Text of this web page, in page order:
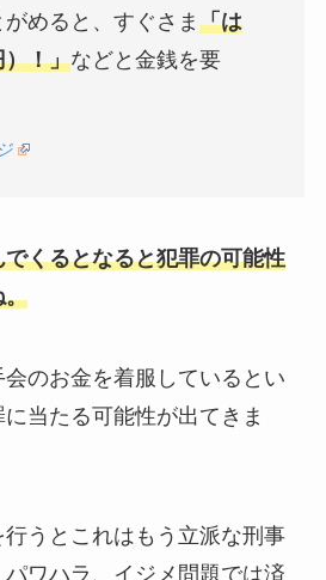
めると、すぐさま 「は
）！」などと金銭を要
くるとなると犯罪の可能性
。
のお金を着服しているとい
当たる可能性が出てきま
うとこれはもう立派な刑事
ワハラ、イジメ問題では済